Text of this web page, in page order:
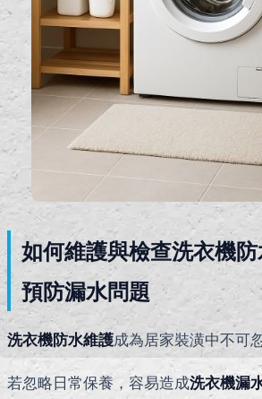
如何維護與檢查洗衣機
預防漏水問題
洗衣機防水維護成為居家裝潢中不可
若忽略日常保養，容易造成洗衣機漏